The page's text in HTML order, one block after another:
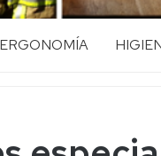
ERGONOMÍA